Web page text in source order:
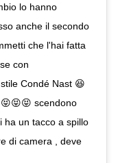
lo hanno
anche il secondo
che l'hai fatta
con
Condé Nast 😆
scendono
ha un tacco a spillo
di camera , deve